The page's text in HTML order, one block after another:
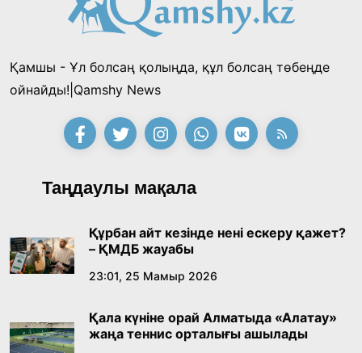
байқауының жеңімпазы Ақерке Амалятты
қабылдады
16:27, 23 Шілде 2026
Қазақ тіліндегі «құт» концептісінің
09:21, 21 Шілде 2026
Абайдың адам тәрбиесі туралы
көзқарастарының өзектілігі
18:59, 20 Шілде 2026
Жасанды интеллект: адамзаттың көмекшісі
18:16, 20 Шілде 2026
Қамшы - Ұл болсаң қолыңда, құл болсаң төбеңде
ойнайды!|Qamshy News
Таңдаулы мақала
Құрбан айт кезінде нені ескеру қажет?
– ҚМДБ жауабы
23:01, 25 Мамыр 2026
Қала күніне орай Алматыда «Алатау»
жаңа теннис орталығы ашылады